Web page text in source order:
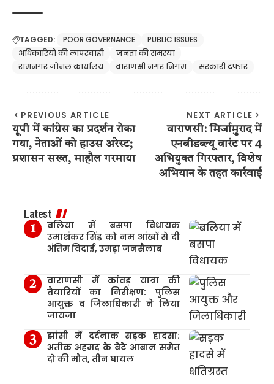
TAGGED: POOR GOVERNANCE
PUBLIC ISSUES
अधिकारियों की लापरवाही
जनता की समस्या
रामनगर जोनल कार्यालय
वाराणसी नगर निगम सरकारी दफ्तर
PREVIOUS ARTICLE
यूपी में कांग्रेस का प्रदर्शन रोका
गया, नेताओं को हाउस अरेस्ट;
प्रशासन सख्त, माहौल गरमाया
NEXT ARTICLE
वाराणसी: मिर्जामुराद में
एनबीडब्ल्यू वारंट पर 4
अभियुक्त गिरफ्तार, विशेष
अभियान के तहत कार्रवाई
Latest
बलिया में बसपा विधायक
उमाशंकर सिंह को नम आंखों से दी
अंतिम विदाई, उमड़ा जनसैलाब
वाराणसी में कांवड़ यात्रा की
तैयारियों का निरीक्षण: पुलिस
आयुक्त व जिलाधिकारी ने लिया
जायजा
झांसी में दर्दनाक सड़क हादसा:
अतीक अहमद के बेटे आबान समेत
दो की मौत, तीन घायल